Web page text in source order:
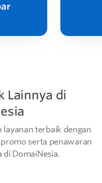
Lainnya di
layanan terbaik dengan
serta penawaran
DomaiNesia.